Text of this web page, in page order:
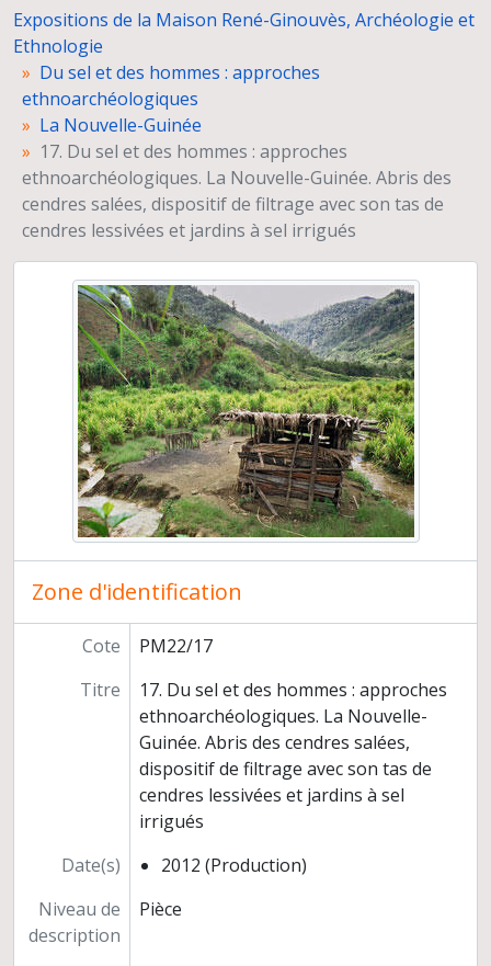
21. Du sel et des hommes : approches ethnoarchéologiques. La Nouvelle-Guinée. Longue barre de sel disposée dans un fourneau reconstitué
La Moldavie
La chaîne opératoire funéraire, exemples de gestes et de séquences écrits par les ethnologues et reconstruits par les archéologues
Expositions de la Maison René-Ginouvès, Archéologie et
Ethnologie
Du sel et des hommes : approches
ethnoarchéologiques
La Nouvelle-Guinée
17. Du sel et des hommes : approches
ethnoarchéologiques. La Nouvelle-Guinée. Abris des
cendres salées, dispositif de filtrage avec son tas de
cendres lessivées et jardins à sel irrigués
Zone d'identification
Cote
PM22/17
Titre
17. Du sel et des hommes : approches
ethnoarchéologiques. La Nouvelle-
Guinée. Abris des cendres salées,
dispositif de filtrage avec son tas de
cendres lessivées et jardins à sel
irrigués
Date(s)
2012 (Production)
Niveau de
description
Pièce